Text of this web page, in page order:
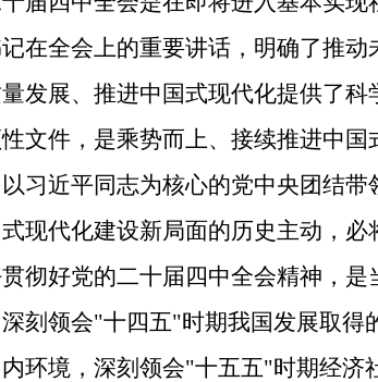
在全会上的重要讲话，明确了推
发展、推进中国式现代化提供了
文件，是乘势而上、接续推进中
习近平同志为核心的党中央团结
现代化建设新局面的历史主动，必
彻好党的二十届四中全会精神，
刻领会"十四五"时期我国发展取
环境，深刻领会"十五五"时期经